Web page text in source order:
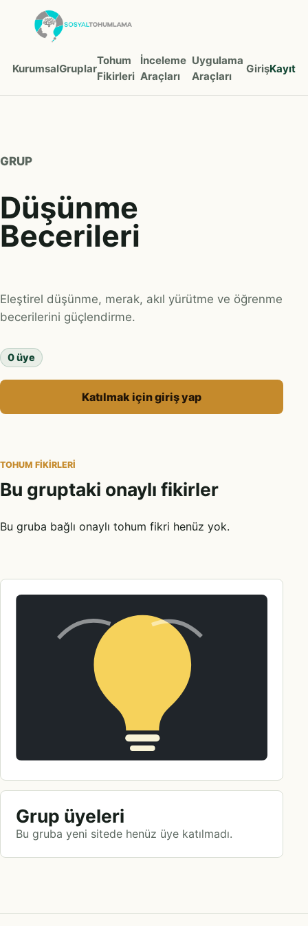
KurumsalGruplar
Tohum
Fikirleri
İnceleme
Araçları
Uygulama
Araçları
GirişKayıt
GRUP
Düşünme
Becerileri
Eleştirel düşünme, merak, akıl yürütme ve öğrenme
becerilerini güçlendirme.
0 üye
Katılmak için giriş yap
TOHUM FIKIRLERI
Bu gruptaki onaylı fikirler
Bu gruba bağlı onaylı tohum fikri henüz yok.
Grup üyeleri
Bu gruba yeni sitede henüz üye katılmadı.